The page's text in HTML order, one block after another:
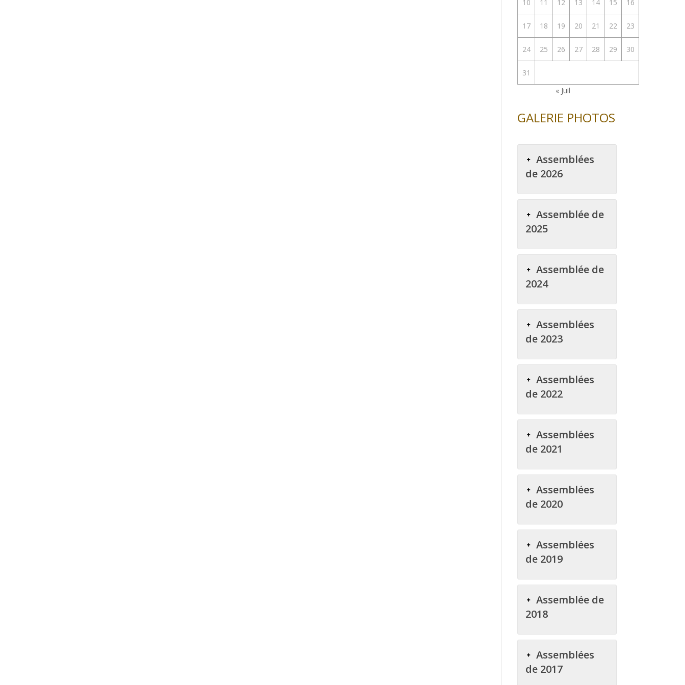
10 11 12 13 14 15 16
17 18 19 20 21 22 23
24 25 26 27 28 29 30
31
« Juil
GALERIE PHOTOS
Assemblées
de 2026
Assemblée de
2025
Assemblée de
2024
Assemblées
de 2023
Assemblées
de 2022
Assemblées
de 2021
Assemblées
de 2020
Assemblées
de 2019
Assemblée de
2018
Assemblées
de 2017